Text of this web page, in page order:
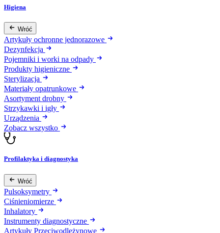
Higiena
Wróć
Artykuły ochronne jednorazowe
Dezynfekcja
Pojemniki i worki na odpady
Produkty higieniczne
Sterylizacja
Materiały opatrunkowe
Asortyment drobny
Strzykawki i igły
Urządzenia
Zobacz wszystko
Profilaktyka i diagnostyka
Wróć
Pulsoksymetry
Ciśnieniomierze
Inhalatory
Instrumenty diagnostyczne
Artykuły Przeciwodleżynowe